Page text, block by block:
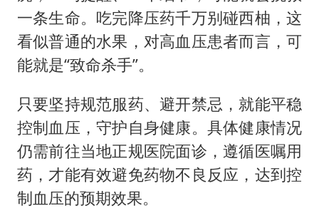
一条生命。吃完降压药千万别碰西柚，这
看似普通的水果，对高血压患者而言，可
能就是“致命杀手”。
只要坚持规范服药、避开禁忌，就能平稳
控制血压，守护自身健康。具体健康情况
仍需前往当地正规医院面诊，遵循医嘱用
药，才能有效避免药物不良反应，达到控
制血压的预期效果。